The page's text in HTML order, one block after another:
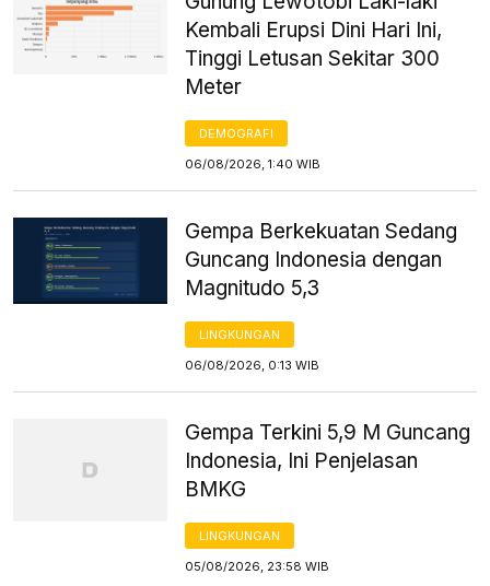
Kembali Erupsi Dini Hari Ini,
Tinggi Letusan Sekitar 300
Meter
DEMOGRAFI
06/08/2026, 1:40 WIB
Gempa Berkekuatan Sedang
Guncang Indonesia dengan
Magnitudo 5,3
LINGKUNGAN
06/08/2026, 0:13 WIB
Gempa Terkini 5,9 M Guncang
Indonesia, Ini Penjelasan
BMKG
LINGKUNGAN
05/08/2026, 23:58 WIB